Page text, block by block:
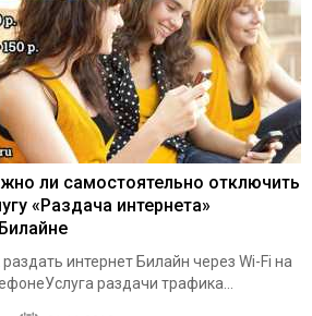
ли самостоятельно отключить
«Раздача интернета»
раздать интернет Билайн через Wi-Fi на
раздачи трафика...